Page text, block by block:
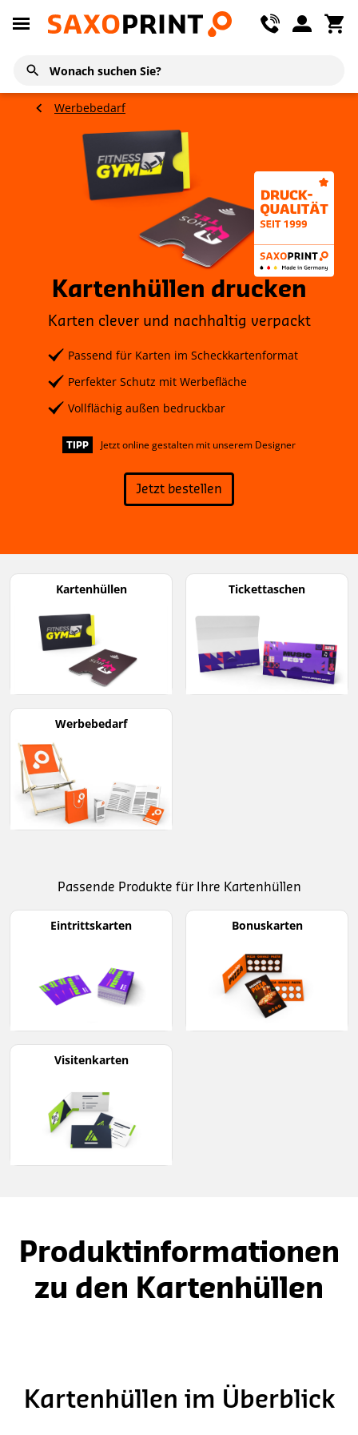
Werbebedarf
Kartenhüllen drucken
Karten clever und nachhaltig verpackt
Passend für Karten im Scheckkartenformat
Perfekter Schutz mit Werbefläche
Vollflächig außen bedruckbar
TIPP Jetzt online gestalten mit unserem Designer
Jetzt bestellen
Kartenhüllen Tickettaschen
Werbebedarf
Passende Produkte für Ihre Kartenhüllen
Eintrittskarten Bonuskarten
Visitenkarten
Produktinformationen
zu den Kartenhüllen
Kartenhüllen im Überblick